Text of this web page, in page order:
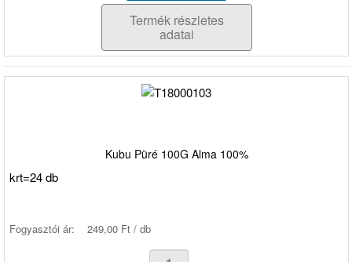
Termék részletes
adatai
Kubu Püré 100G Alma 100%
krt=24 db
Fogyasztói ár: 249,00 Ft / db